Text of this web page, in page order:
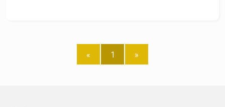
edifício San Marino oferece com 2
« 1 »